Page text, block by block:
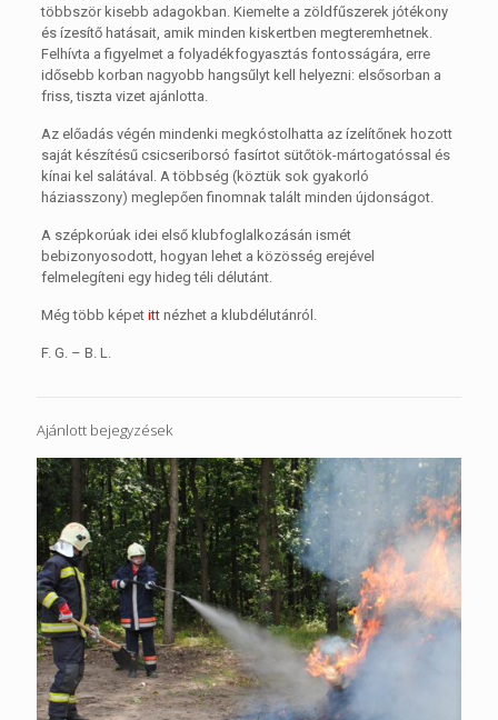
többször kisebb adagokban. Kiemelte a zöldfűszerek jótékony
és ízesítő hatásait, amik minden kiskertben megteremhetnek.
Felhívta a figyelmet a folyadékfogyasztás fontosságára, erre
idősebb korban nagyobb hangsűlyt kell helyezni: elsősorban a
friss, tiszta vizet ajánlotta.
Az előadás végén mindenki megkóstolhatta az ízelítőnek hozott
saját készítésű csicseriborsó fasírtot sütőtök-mártogatóssal és
kínai kel salátával. A többség (köztük sok gyakorló
háziasszony) meglepően finomnak talált minden újdonságot.
A szépkorúak idei első klubfoglalkozásán ismét
bebizonyosodott, hogyan lehet a közösség erejével
felmelegíteni egy hideg téli délutánt.
Még több képet ittnézhet a klubdélutánról.
F. G. – B. L.
Ajánlott bejegyzések